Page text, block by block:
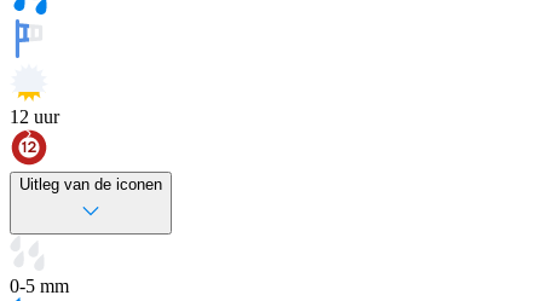
12 uur
Uitleg van de iconen
0-5 mm